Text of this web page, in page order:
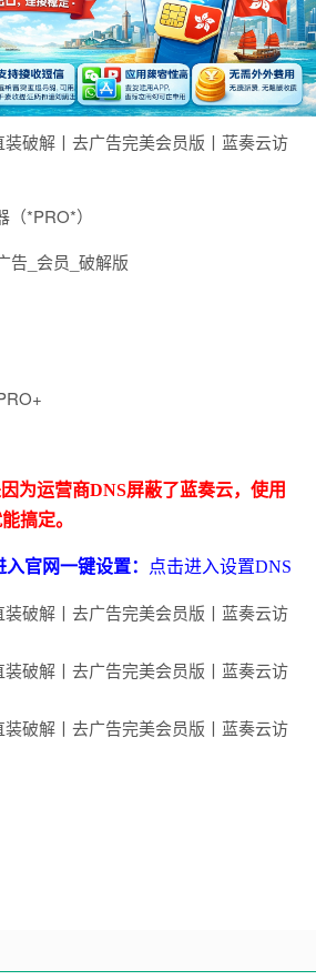
*PRO*）
告_会员_破解版
为运营商DNS屏蔽了蓝奏云，使用
搞定。
官网一键设置： 点击进入设置DNS